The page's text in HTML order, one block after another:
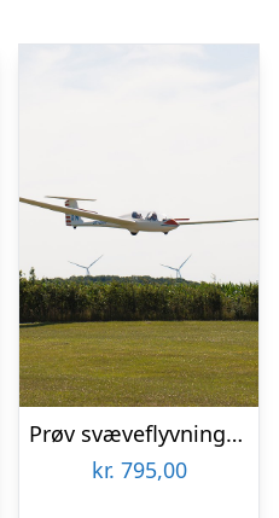
Prøv svæveflyvning hos Viborg Svæveflyveklub
kr. 795,00